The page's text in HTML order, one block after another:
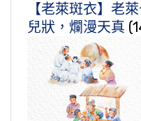
【老萊斑衣】老
兒狀，爛漫天真